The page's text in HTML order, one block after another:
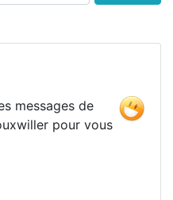
messages de
pour vous